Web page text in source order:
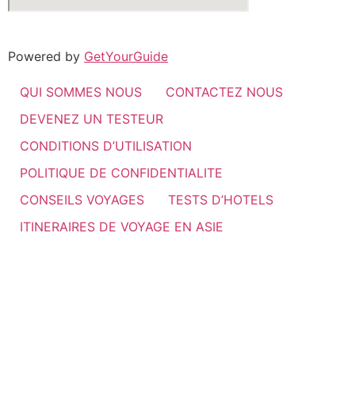
Powered by GetYourGuide
QUI SOMMES NOUS
CONTACTEZ NOUS
DEVENEZ UN TESTEUR
CONDITIONS D’UTILISATION
POLITIQUE DE CONFIDENTIALITE
CONSEILS VOYAGES
TESTS D’HOTELS
ITINERAIRES DE VOYAGE EN ASIE